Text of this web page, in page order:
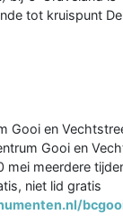
tot kruispunt
Gooi en
Gooi en
mei meerdere
niet lid gratis